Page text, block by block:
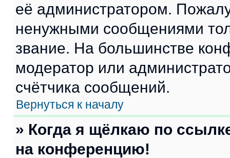
её администратором.
ненужными сообщениями
звание. На большинстве
модератор или
счётчика сообщений.
Вернуться к началу
» Когда я щёлкаю по
на конференцию!